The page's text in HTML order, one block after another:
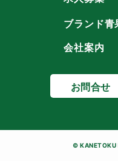
ブランド青
会社案内
お問合せ
©